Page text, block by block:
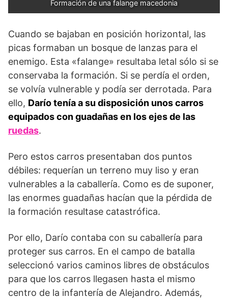
Formación de una falange macedonia
Cuando se bajaban en posición horizontal, las
picas formaban un bosque de lanzas para el
enemigo. Esta «falange» resultaba letal sólo si se
conservaba la formación. Si se perdía el orden,
se volvía vulnerable y podía ser derrotada. Para
ello, Darío tenía a su disposición unos carros
equipados con guadañas en los ejes de las
ruedas.
Pero estos carros presentaban dos puntos
débiles: requerían un terreno muy liso y eran
vulnerables a la caballería. Como es de suponer,
las enormes guadañas hacían que la pérdida de
la formación resultase catastrófica.
Por ello, Darío contaba con su caballería para
proteger sus carros. En el campo de batalla
seleccionó varios caminos libres de obstáculos
para que los carros llegasen hasta el mismo
centro de la infantería de Alejandro. Además,